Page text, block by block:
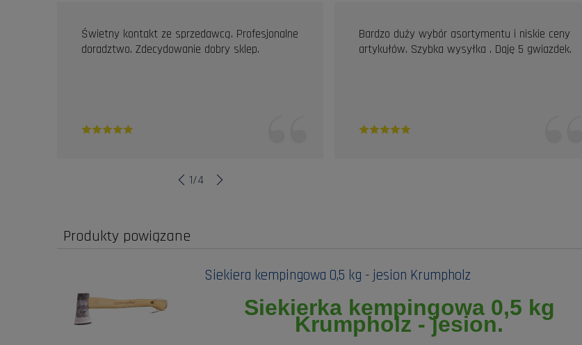
Świetny kontakt ze sprzedawcą. Profesjonalne
doradztwo. Zdecydowanie dobry sklep.
Bardzo duży wybór asortymentu i niskie ceny
artykułów. Szybka wysyłka . Daję 5 gwiazdek.
1/4
Produkty powiązane
Siekiera kempingowa 0,5 kg - jesion Krumpholz
Siekierka kempingowa 0,5 kg
Krumpholz - jesion.